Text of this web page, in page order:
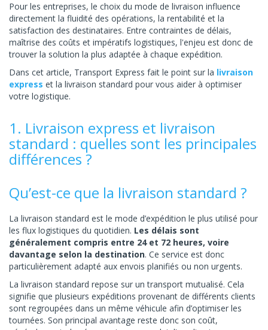
Pour les entreprises, le choix du mode de livraison influence
directement la fluidité des opérations, la rentabilité et la
satisfaction des destinataires. Entre contraintes de délais,
maîtrise des coûts et impératifs logistiques, l'enjeu est donc de
trouver la solution la plus adaptée à chaque expédition.
Dans cet article, Transport Express fait le point sur la livraison
express et la livraison standard pour vous aider à optimiser
votre logistique.
1. Livraison express et livraison
standard : quelles sont les principales
différences ?
Qu’est-ce que la livraison standard ?
La livraison standard est le mode d’expédition le plus utilisé pour
les flux logistiques du quotidien. Les délais sont
généralement compris entre 24 et 72 heures, voire
davantage selon la destination. Ce service est donc
particulièrement adapté aux envois planifiés ou non urgents.
La livraison standard repose sur un transport mutualisé. Cela
signifie que plusieurs expéditions provenant de différents clients
sont regroupées dans un même véhicule afin d’optimiser les
tournées. Son principal avantage reste donc son coût,